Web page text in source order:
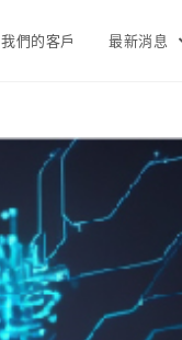
我們的客戶 最新消息